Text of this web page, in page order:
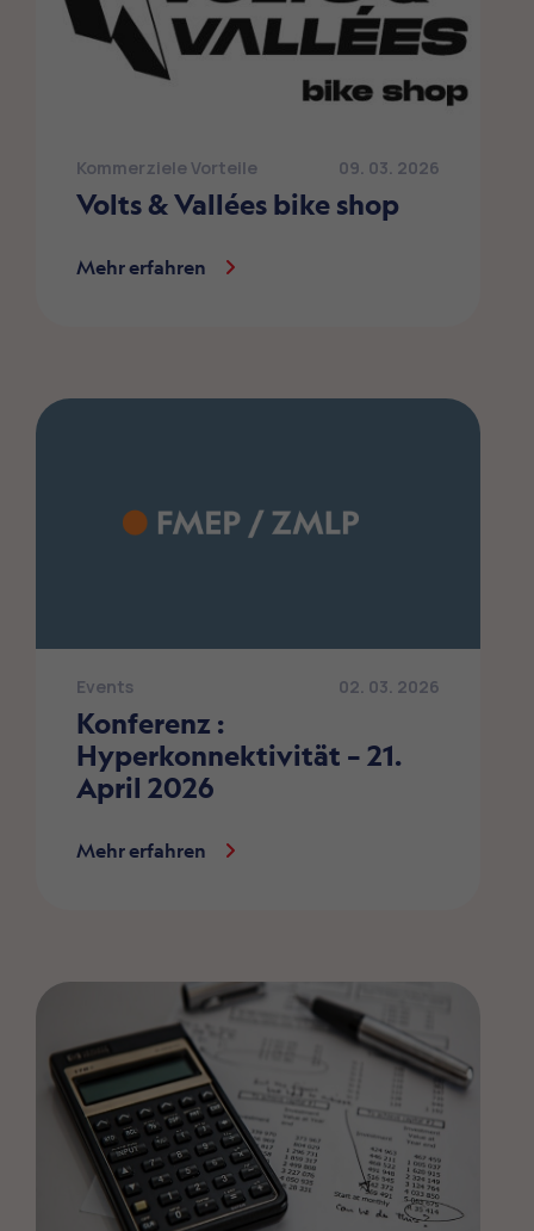
Kommerziele Vorteile 09. 03. 2026
Volts & Vallées bike shop
Mehr erfahren
Events 02. 03. 2026
Konferenz :
Hyperkonnektivität – 21.
April 2026
Mehr erfahren